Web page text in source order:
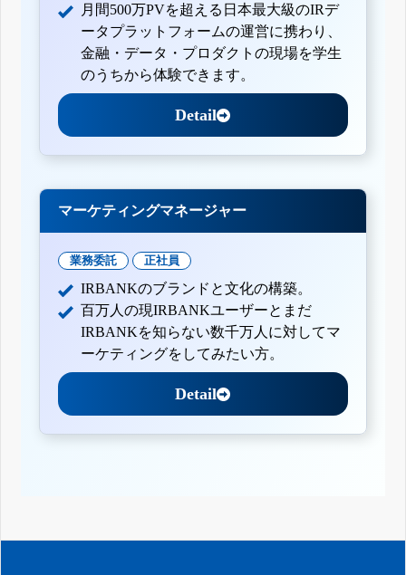
月間500万PVを超える日本最大級のIRデ
ータプラットフォームの運営に携わり、
金融・データ・プロダクトの現場を学生
のうちから体験できます。
Detail
マーケティングマネージャー
業務委託 正社員
IRBANKのブランドと文化の構築。
百万人の現IRBANKユーザーとまだ
IRBANKを知らない数千万人に対してマ
ーケティングをしてみたい方。
Detail